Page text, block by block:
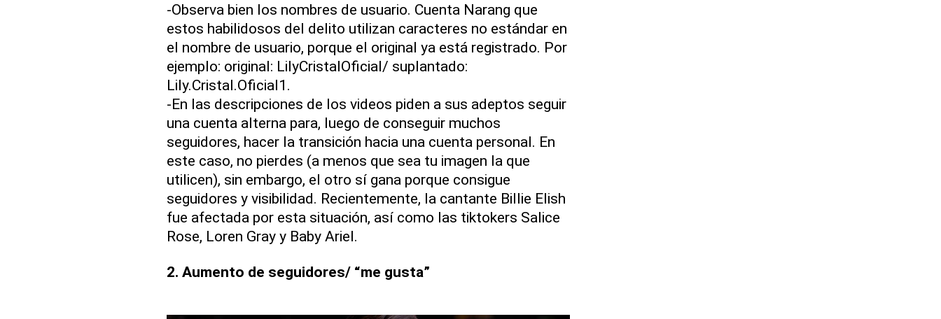
-Observa bien los nombres de usuario. Cuenta Narang que
estos habilidosos del delito utilizan caracteres no estándar en
el nombre de usuario, porque el original ya está registrado. Por
ejemplo: original: LilyCristalOficial/ suplantado:
Lily.Cristal.Oficial1.
-En las descripciones de los videos piden a sus adeptos seguir
una cuenta alterna para, luego de conseguir muchos
seguidores, hacer la transición hacia una cuenta personal. En
este caso, no pierdes (a menos que sea tu imagen la que
utilicen), sin embargo, el otro sí gana porque consigue
seguidores y visibilidad. Recientemente, la cantante Billie Elish
fue afectada por esta situación, así como las tiktokers Salice
Rose, Loren Gray y Baby Ariel.
2. Aumento de seguidores/ “me gusta”